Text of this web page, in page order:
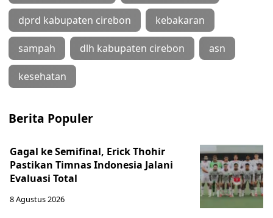
dprd kabupaten cirebon kebakaran
sampah dlh kabupaten cirebon asn
kesehatan
Berita Populer
Gagal ke Semifinal, Erick Thohir
Pastikan Timnas Indonesia Jalani
Evaluasi Total
8 Agustus 2026